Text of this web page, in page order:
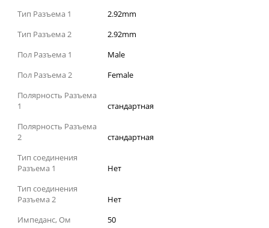
Тип Разъема 1
2.92mm
Тип Разъема 2
2.92mm
Пол Разъема 1
Male
Пол Разъема 2
Female
Полярность Разъема
1
стандартная
Полярность Разъема
2
стандартная
Тип соединения
Разъема 1
Нет
Тип соединения
Разъема 2
Нет
Импеданс, Ом
50